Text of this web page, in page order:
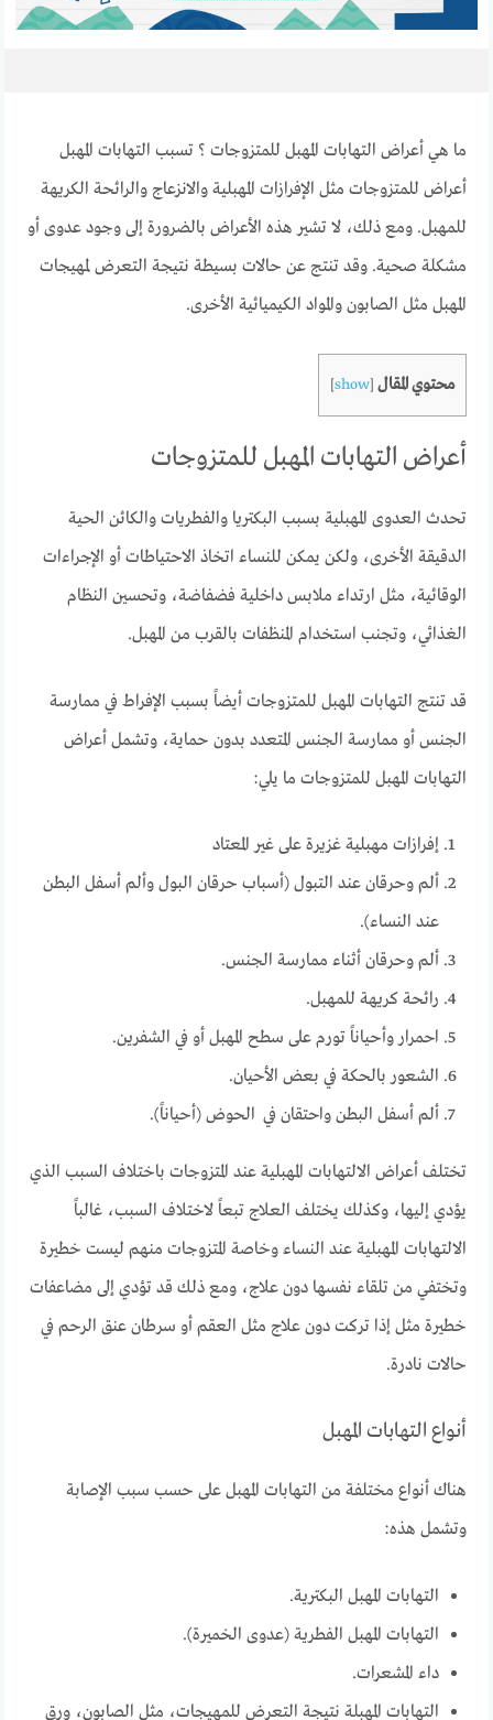
ما هي أعراض التهابات المهبل للمتزوجات ؟ تسبب التهابات المهبل
أعراض للمتزوجات مثل الإفرازات المهبلية والانزعاج والرائحة الكريهة
للمهبل. ومع ذلك، لا تشير هذه الأعراض بالضرورة إلى وجود عدوى أو
مشكلة صحية. وقد تنتج عن حالات بسيطة نتيجة التعرض لمهيجات
المهبل مثل الصابون والمواد الكيميائية الأخرى.
محتوي المقال [
show
]
أعراض التهابات المهبل للمتزوجات
تحدث العدوى المهبلية بسبب البكتريا والفطريات والكائن الحية
الدقيقة الأخرى، ولكن يمكن للنساء اتخاذ الاحتياطات أو الإجراءات
الوقائية، مثل ارتداء ملابس داخلية فضفاضة، وتحسين النظام
الغذائي، وتجنب استخدام المنظفات بالقرب من المهبل.
قد تنتج التهابات المهبل للمتزوجات أيضاً بسبب الإفراط في ممارسة
الجنس أو ممارسة الجنس المتعدد بدون حماية، وتشمل أعراض
التهابات المهبل للمتزوجات ما يلي:
إفرازات مهبلية غزيرة على غير المعتاد
ألم وحرقان عند التبول (أسباب حرقان البول وألم أسفل البطن
عند النساء).
ألم وحرقان أثناء ممارسة الجنس.
رائحة كريهة للمهبل.
احمرار وأحياناً تورم على سطح المهبل أو في الشفرين.
الشعور بالحكة في بعض الأحيان.
ألم أسفل البطن واحتقان في الحوض (أحياناً).
تختلف أعراض الالتهابات المهبلية عند المتزوجات باختلاف السبب الذي
يؤدي إليها، وكذلك يختلف العلاج تبعاً لاختلاف السبب، غالباً
الالتهابات المهبلية عند النساء وخاصة المتزوجات منهم ليست خطيرة
وتختفي من تلقاء نفسها دون علاج، ومع ذلك قد تؤدي إلى مضاعفات
خطيرة مثل إذا تركت دون علاج مثل العقم أو سرطان عنق الرحم في
حالات نادرة.
أنواع التهابات المهبل
هناك أنواع مختلفة من التهابات المهبل على حسب سبب الإصابة
وتشمل هذه:
التهابات المهبل البكترية.
التهابات المهبل الفطرية (عدوى الخميرة).
داء المشعرات.
التهابات المهبلة نتيجة التعرض للمهيجات، مثل الصابون، ورق